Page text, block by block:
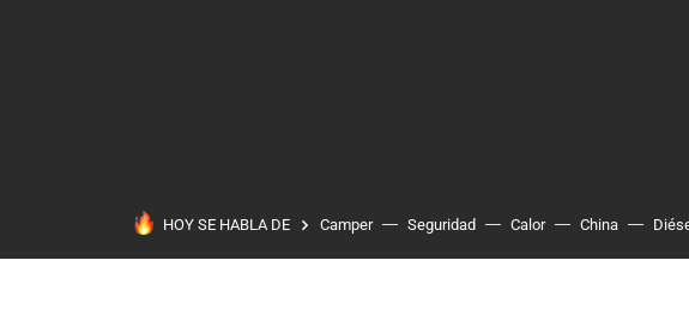
HOY SE HABLA DE Camper Seguridad Calor China